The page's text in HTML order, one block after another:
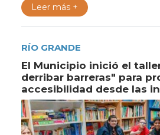
Leer más +
RÍO GRANDE
El Municipio inició el
derribar barreras" para
accesibilidad desde las